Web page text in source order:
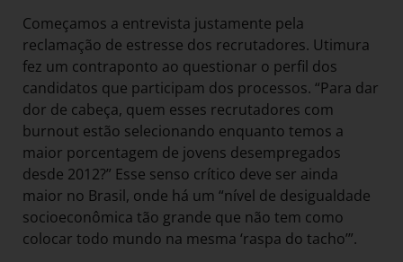
Começamos a entrevista justamente pela
reclamação de estresse dos recrutadores. Utimura
fez um contraponto ao questionar o perfil dos
candidatos que participam dos processos. “Para dar
dor de cabeça, quem esses recrutadores com
burnout estão selecionando enquanto temos a
maior porcentagem de jovens desempregados
desde 2012?” Esse senso crítico deve ser ainda
maior no Brasil, onde há um “nível de desigualdade
socioeconômica tão grande que não tem como
colocar todo mundo na mesma ‘raspa do tacho’”.